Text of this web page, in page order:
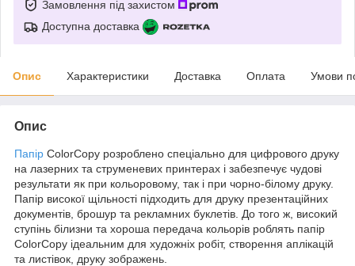
Замовлення під захистом
Доступна доставка
Опис Характеристики Доставка Оплата Умови
Опис
Папір ColorCopy розроблено спеціально для цифрового друку
на лазерних та струменевих принтерах і забезпечує чудові
результати як при кольоровому, так і при чорно-білому друку.
Папір високої щільності підходить для друку презентаційних
документів, брошур та рекламних буклетів. До того ж, високий
ступінь білизни та хороша передача кольорів роблять папір
ColorCopy ідеальним для художніх робіт, створення аплікацій
та листівок, друку зображень.